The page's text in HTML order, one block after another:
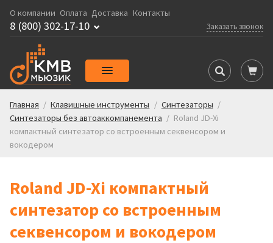
О компании Оплата Доставка Контакты
Заказать звонок
8 (800) 302-17-10
Главная / Клавишные инструменты / Синтезаторы /
Синтезаторы без автоаккомпанемента / Roland JD-Xi
компактный синтезатор со встроенным секвенсором и
вокодером
Roland JD-Xi компактный
синтезатор со встроенным
секвенсором и вокодером